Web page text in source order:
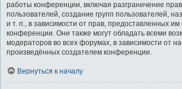
работы конференции, включая разграничение
пользователей, создание групп пользователей,
и т. п., в зависимости от прав, предоставленных
конференции. Они также могут обладать всеми
модераторов во всех форумах, в зависимости от
произведённых создателем конференции.
Вернуться к началу